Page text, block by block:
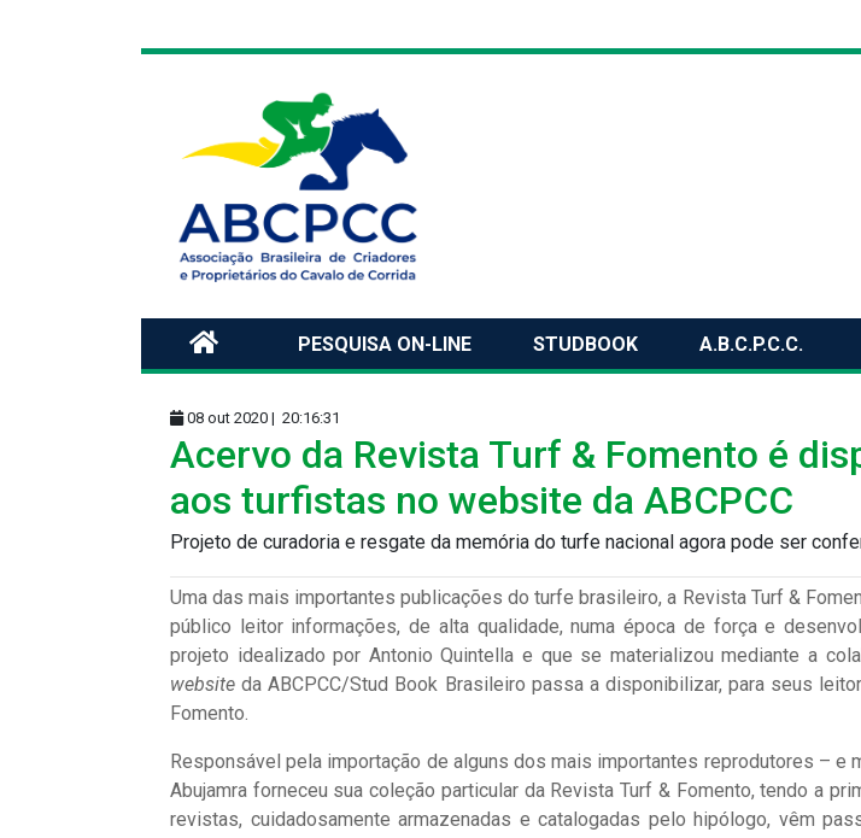
PESQUISA ON-LINE STUDBOOK A.B.C.P.C.C.
08 out 2020 | 20:16:31
Acervo da Revista Turf & Fomento é
aos turfistas no website da ABCPCC
Projeto de curadoria e resgate da memória do turfe nacional agora pode ser
Uma das mais importantes publicações do turfe brasileiro, a Revista Turf &
público leitor informações, de alta qualidade, numa época de força e
projeto idealizado por Antonio Quintella e que se materializou mediante a
website da ABCPCC/Stud Book Brasileiro passa a disponibilizar, para seus
Fomento.
Responsável pela importação de alguns dos mais importantes reprodutores – e
Abujamra forneceu sua coleção particular da Revista Turf & Fomento, tendo a
revistas, cuidadosamente armazenadas e catalogadas pelo hipólogo, vêm